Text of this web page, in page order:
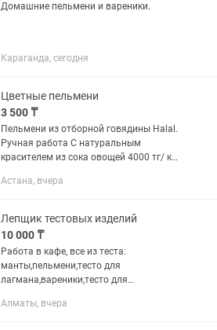
Домашние пельмени и вареники.
Караганда, сегодня
Цветные пельмени
3 500 ₸
Пельмени из отборной говядины Halal.
Ручная работа С натуральным
красителем из сока овощей 4000 тг/ кг
Большой выбор полуфабрикатов.
Астана, вчера
Лепщик тестовых изделий
10 000 ₸
Работа в кафе, все из теста:
манты,пельмени,тесто для
лагмана,вареники,тесто для
делаются помере заканчивания.
Алматы, вчера